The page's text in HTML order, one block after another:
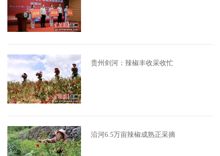
贵州剑河：辣椒丰收采收忙
沿河6.5万亩辣椒成熟正采摘